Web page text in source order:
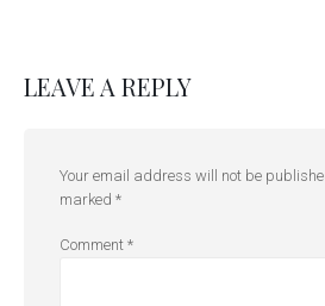
LEAVE A REPLY
Your email address will not be
marked *
Comment *